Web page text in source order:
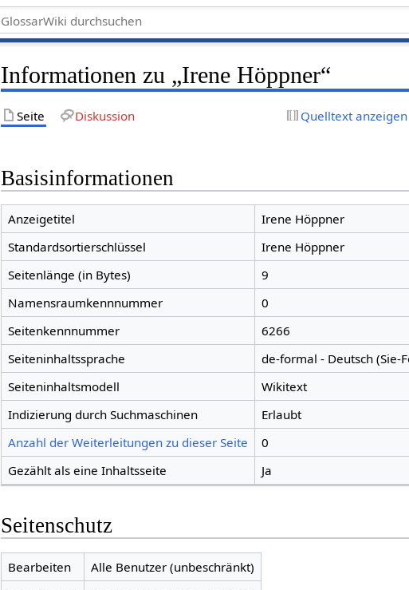
Informationen zu „Irene Höppner“
Seite Diskussion Quelltext anzeigen
Basisinformationen
Anzeigetitel
Irene Höppner
Standardsortierschlüssel
Irene Höppner
Seitenlänge (in Bytes)
9
Namensraumkennnummer
0
Seitenkennnummer
6266
Seiteninhaltssprache
de-formal - Deutsch (Sie-
Seiteninhaltsmodell
Wikitext
Indizierung durch Suchmaschinen
Erlaubt
Anzahl der Weiterleitungen zu dieser Seite
0
Gezählt als eine Inhaltsseite
Ja
Seitenschutz
Bearbeiten
Alle Benutzer (unbeschränkt)